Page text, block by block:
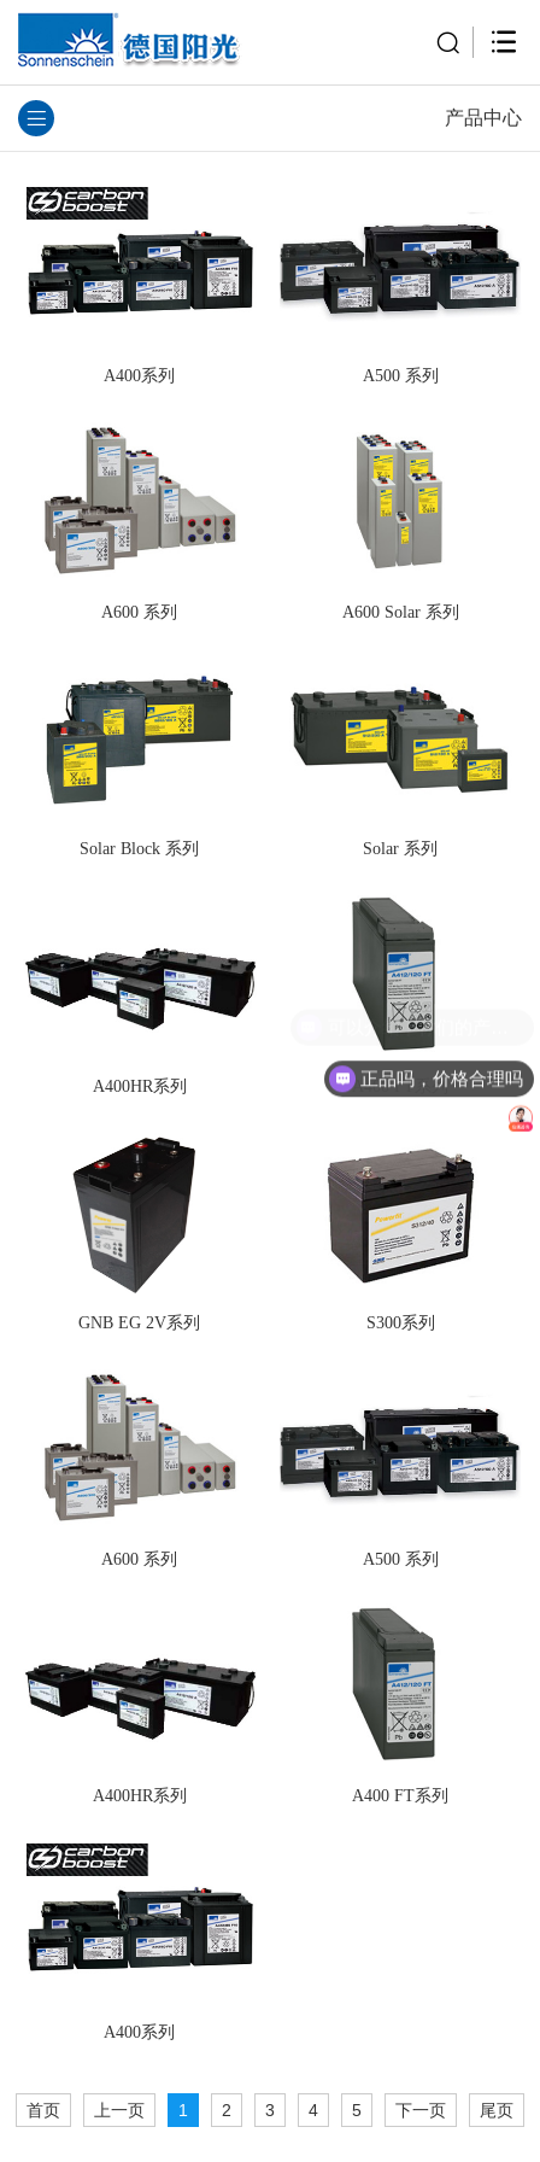
产品中心
A400系列 A500 系列
A600 系列 A600 Solar 系列
Solar Block 系列 Solar 系列
A400HR系列 A400 FT系列
GNB EG 2V系列 S300系列
A600 系列 A500 系列
A400HR系列 A400 FT系列
A400系列
首页 上一页 1 2 3 4 5 下一页 尾页
正品吗，价格合理吗